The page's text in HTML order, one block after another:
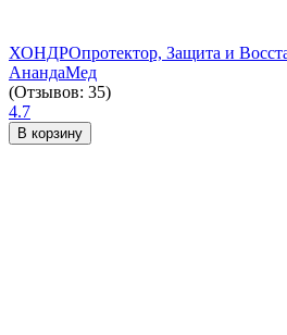
ХОНДРОпротектор, Защита и
АнандаМед
(Отзывов: 35)
4.7
В корзину